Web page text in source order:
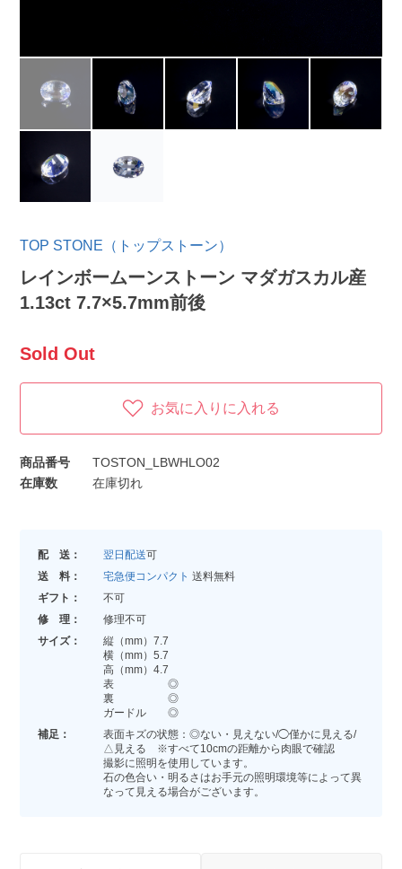
TOP STONE（トップストーン）
レインボームーンストーン マダガスカル産
1.13ct 7.7×5.7mm前後
Sold Out
お気に入りに入れる
商品番号
TOSTON_LBWHLO02
在庫数
在庫切れ
配 送： 翌日配送可
送 料：
宅急便コンパクト 送料無料
ギフト：
不可
修 理：
修理不可
サイズ：
縦（mm）7.7
横（mm）5.7
高（mm）4.7
表 ◎
裏 ◎
ガードル ◎
補足：
表面キズの状態：◎ない・見えない/◯僅かに見える/
△見える ※すべて10cmの距離から肉眼で確認
撮影に照明を使用しています。
石の色合い・明るさはお手元の照明環境等によって異
なって見える場合がございます。